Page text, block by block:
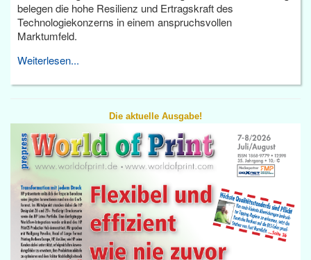
belegen die hohe Resilienz und Ertragskraft des
Technologiekonzerns in einem anspruchsvollen
Marktumfeld.
Weiterlesen...
Die aktuelle Ausgabe!